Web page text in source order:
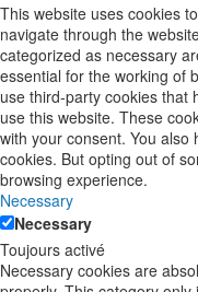
This website uses cookies
navigate through the
categorized as necessary
essential for the working of
use third-party cookies that
use this website. These
with your consent. You
cookies. But opting out of
browsing experience.
Necessary
Necessary
Toujours activé
Necessary cookies are